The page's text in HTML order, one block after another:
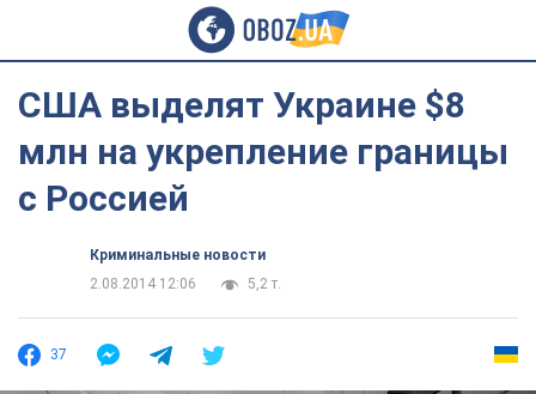
США выделят Украине $8
млн на укрепление границы
с Россией
Криминальные новости
2.08.2014 12:06
5,2 т.
37